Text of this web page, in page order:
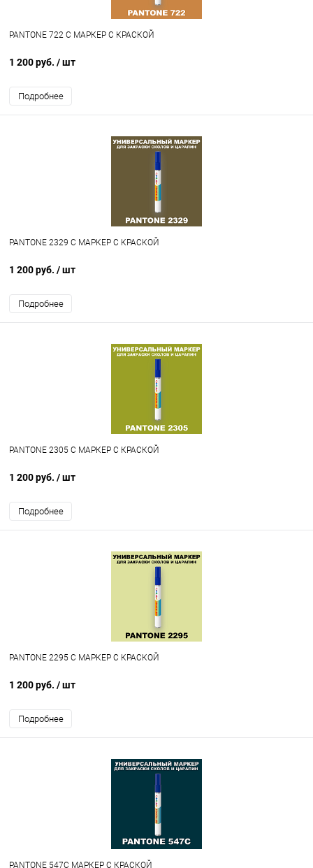
PANTONE 722 C МАРКЕР С КРАСКОЙ
1 200 руб. / шт
Подробнее
PANTONE 2329 C МАРКЕР С КРАСКОЙ
1 200 руб. / шт
Подробнее
PANTONE 2305 C МАРКЕР С КРАСКОЙ
1 200 руб. / шт
Подробнее
PANTONE 2295 C МАРКЕР С КРАСКОЙ
1 200 руб. / шт
Подробнее
PANTONE 547C МАРКЕР С КРАСКОЙ